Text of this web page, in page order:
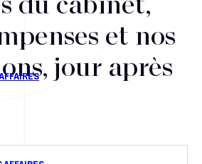
du cabinet,
et nos
jour après